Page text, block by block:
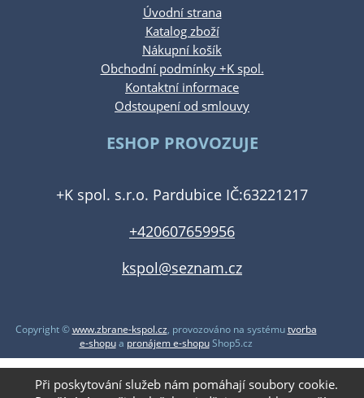
Úvodní strana
Katalog zboží
Nákupní košík
Obchodní podmínky +K spol.
Kontaktní informace
Odstoupení od smlouvy
ESHOP PROVOZUJE
+K spol. s.r.o. Pardubice IČ:63221217
+420607659956
kspol@seznam.cz
Copyright ©www.zbrane-kspol.cz, provozováno na systémutvorba
e-shopua pronájem e-shopuShop5.cz
Při poskytování služeb nám pomáhají soubory cookie.